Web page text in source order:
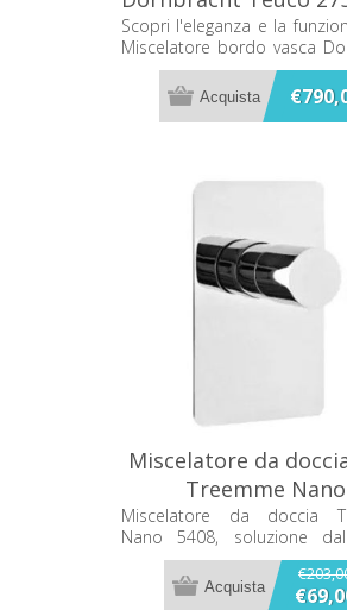
Scopri l'eleganza e la
Miscelatore bordo vasca
Teuco 27512890.
unire stile e praticità, è
perfetta per chi desidera
Miscelatore da
Treemme Nano
Miscelatore da doccia
Nano 5408, soluzione
essenziale per l’impianto